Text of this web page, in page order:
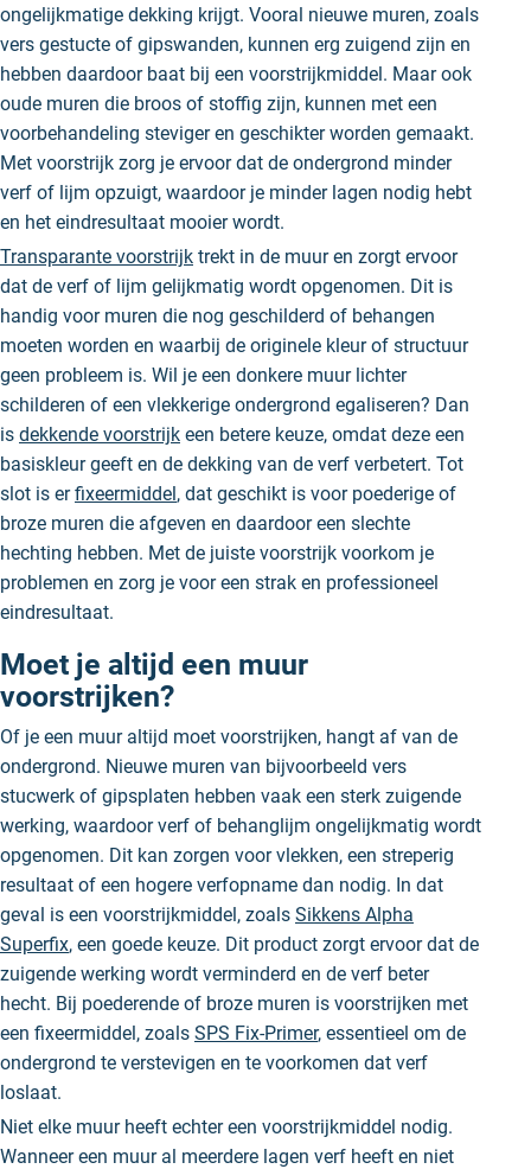
ongelijkmatige dekking krijgt. Vooral nieuwe muren, zoals
vers gestucte of gipswanden, kunnen erg zuigend zijn en
hebben daardoor baat bij een voorstrijkmiddel. Maar ook
oude muren die broos of stoffig zijn, kunnen met een
voorbehandeling steviger en geschikter worden gemaakt.
Met voorstrijk zorg je ervoor dat de ondergrond minder
verf of lijm opzuigt, waardoor je minder lagen nodig hebt
en het eindresultaat mooier wordt.
Transparante voorstrijk trekt in de muur en zorgt ervoor
dat de verf of lijm gelijkmatig wordt opgenomen. Dit is
handig voor muren die nog geschilderd of behangen
moeten worden en waarbij de originele kleur of structuur
geen probleem is. Wil je een donkere muur lichter
schilderen of een vlekkerige ondergrond egaliseren? Dan
is dekkende voorstrijk een betere keuze, omdat deze een
basiskleur geeft en de dekking van de verf verbetert. Tot
slot is erfixeermiddel , dat geschikt is voor poederige of
broze muren die afgeven en daardoor een slechte
hechting hebben. Met de juiste voorstrijk voorkom je
problemen en zorg je voor een strak en professioneel
eindresultaat.
Moet je altijd een muur
voorstrijken?
Of je een muur altijd moet voorstrijken, hangt af van de
ondergrond. Nieuwe muren van bijvoorbeeld vers
stucwerk of gipsplaten hebben vaak een sterk zuigende
werking, waardoor verf of behanglijm ongelijkmatig wordt
opgenomen. Dit kan zorgen voor vlekken, een streperig
resultaat of een hogere verfopname dan nodig. In dat
geval is een voorstrijkmiddel, zoals Sikkens Alpha
Superfix, een goede keuze. Dit product zorgt ervoor dat de
zuigende werking wordt verminderd en de verf beter
hecht. Bij poederende of broze muren is voorstrijken met
een fixeermiddel, zoals SPS Fix-Primer, essentieel om de
ondergrond te verstevigen en te voorkomen dat verf
loslaat.
Niet elke muur heeft echter een voorstrijkmiddel nodig.
Wanneer een muur al meerdere lagen verf heeft en niet